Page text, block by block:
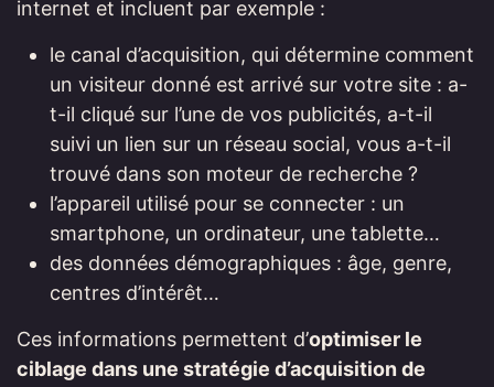
internet et incluent par exemple :
le canal d’acquisition, qui détermine comment
un visiteur donné est arrivé sur votre site : a-
t-il cliqué sur l’une de vos publicités, a-t-il
suivi un lien sur un réseau social, vous a-t-il
trouvé dans son moteur de recherche ?
l’appareil utilisé pour se connecter : un
smartphone, un ordinateur, une tablette…
des données démographiques : âge, genre,
centres d’intérêt…
Ces informations permettent d’optimiser le
ciblage dans une stratégie d’acquisition de